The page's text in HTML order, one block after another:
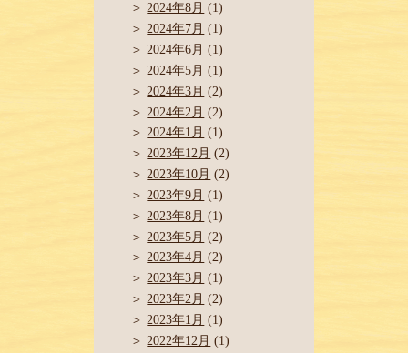
2024年8月 (1)
2024年7月 (1)
2024年6月 (1)
2024年5月 (1)
2024年3月 (2)
2024年2月 (2)
2024年1月 (1)
2023年12月 (2)
2023年10月 (2)
2023年9月 (1)
2023年8月 (1)
2023年5月 (2)
2023年4月 (2)
2023年3月 (1)
2023年2月 (2)
2023年1月 (1)
2022年12月 (1)